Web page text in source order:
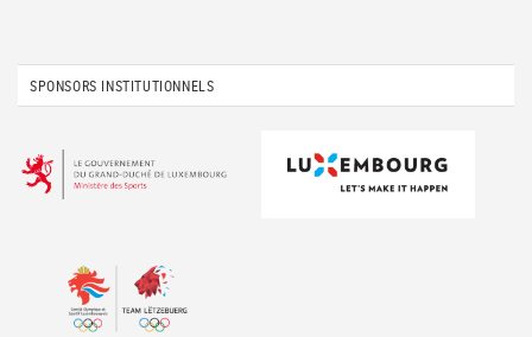
SPONSORS INSTITUTIONNELS